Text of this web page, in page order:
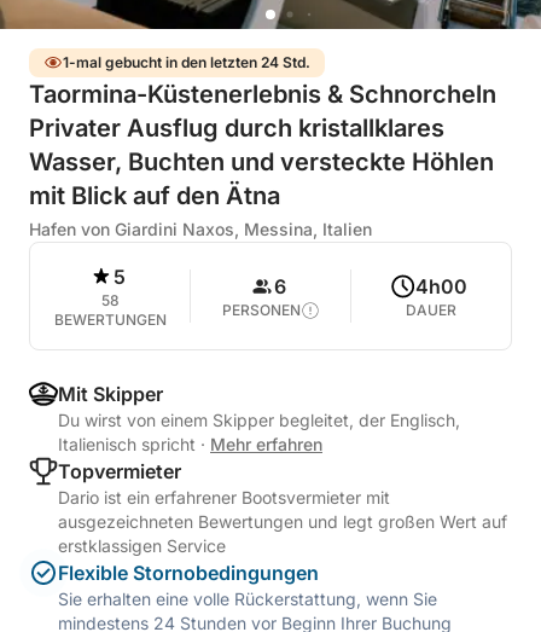
1-mal gebucht in den letzten 24 Std.
Taormina-Küstenerlebnis & Schnorcheln
Privater Ausflug durch kristallklares
Wasser, Buchten und versteckte Höhlen
mit Blick auf den Ätna
Hafen von Giardini Naxos, Messina, Italien
5
58
BEWERTUNGEN
6
PERSONEN
4h00
DAUER
Mit Skipper
Du wirst von einem Skipper begleitet, der Englisch,
Italienisch spricht · Mehr erfahren
Topvermieter
Dario ist ein erfahrener Bootsvermieter mit
ausgezeichneten Bewertungen und legt großen Wert auf
erstklassigen Service
Flexible Stornobedingungen
Sie erhalten eine volle Rückerstattung, wenn Sie
mindestens 24 Stunden vor Beginn Ihrer Buchung